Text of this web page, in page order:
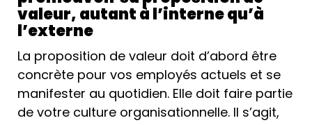
valeur, autant à l’interne qu’à
l’externe
La proposition de valeur doit d’abord être
concrète pour vos employés actuels et se
manifester au quotidien. Elle doit faire partie
de votre culture organisationnelle. Il s’agit,